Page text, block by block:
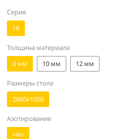
Серия
16
Толщина материала
8 мм
10 мм 12 мм
Размеры стола
2000х1000
Азотирование
Нет